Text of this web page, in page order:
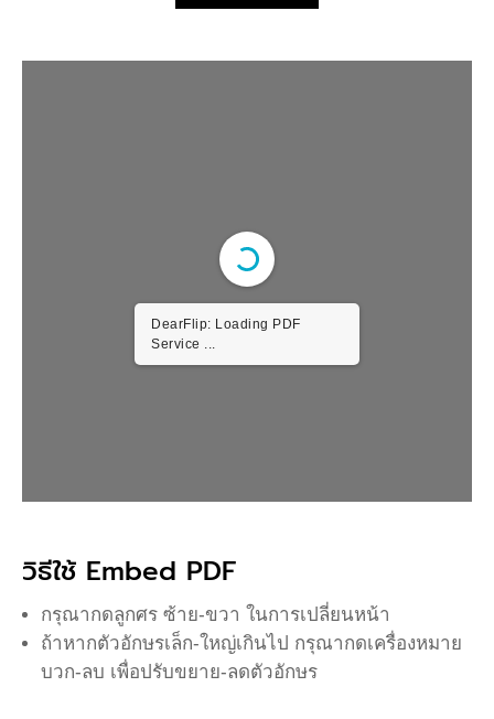
DearFlip: Loading PDF
Worker ...
วิธีใช้ Embed PDF
กรุณากดลูกศร ซ้าย-ขวา ในการเปลี่ยนหน้า
ถ้าหากตัวอักษรเล็ก-ใหญ่เกินไป กรุณากดเครื่องหมาย
บวก-ลบ เพื่อปรับขยาย-ลดตัวอักษร